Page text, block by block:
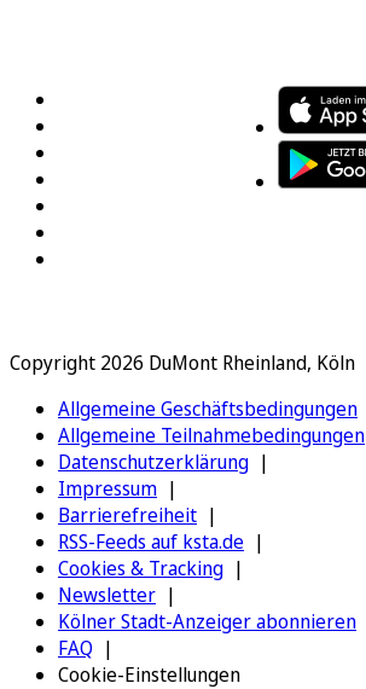
Copyright 2026 DuMont Rheinland, Köln
Allgemeine Geschäftsbedingungen
Allgemeine Teilnahmebedingungen
Datenschutzerklärung
Impressum
Barrierefreiheit
RSS-Feeds auf ksta.de
Cookies & Tracking
Newsletter
Kölner Stadt-Anzeiger abonnieren
FAQ
Cookie-Einstellungen